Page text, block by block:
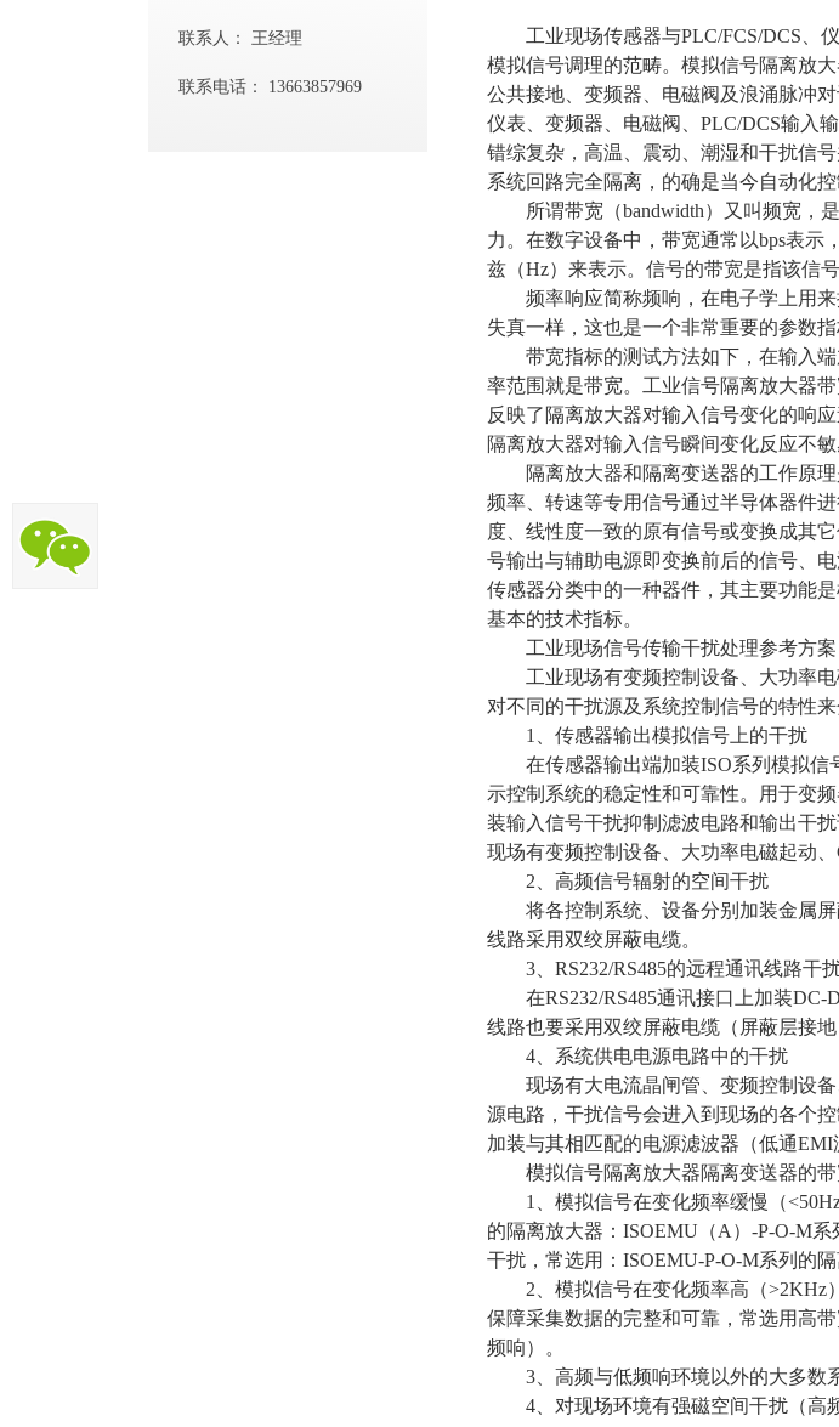
联系人： 王经理
联系电话： 13663857969
工业现场传感器与PLC/FCS/DCS、仪
模拟信号调理的范畴。模拟信号隔离放
公共接地、变频器、电磁阀及浪涌脉冲
仪表、变频器、电磁阀、PLC/DCS输入
错综复杂，高温、震动、潮湿和干扰信
系统回路完全隔离，的确是当今自动化
所谓带宽（bandwidth）又叫频宽，是
力。在数字设备中，带宽通常以bps表
兹（Hz）来表示。信号的带宽是指该信
频率响应简称频响，在电子学上用来
失真一样，这也是一个非常重要的参数指
带宽指标的测试方法如下，在输入端
率范围就是带宽。工业信号隔离放大器
反映了隔离放大器对输入信号变化的响
隔离放大器对输入信号瞬间变化反应不
隔离放大器和隔离变送器的工作原理
频率、转速等专用信号通过半导体器件
度、线性度一致的原有信号或变换成其
号输出与辅助电源即变换前后的信号、
传感器分类中的一种器件，其主要功能
基本的技术指标。
工业现场信号传输干扰处理参考方案
工业现场有变频控制设备、大功率电
对不同的干扰源及系统控制信号的特性
1、传感器输出模拟信号上的干扰
在传感器输出端加装ISO系列模拟信
示控制系统的稳定性和可靠性。用于变
装输入信号干扰抑制滤波电路和输出干
现场有变频控制设备、大功率电磁起动
2、高频信号辐射的空间干扰
将各控制系统、设备分别加装金属屏
线路采用双绞屏蔽电缆。
3、RS232/RS485的远程通讯线路干
在RS232/RS485通讯接口上加装DC-
线路也要采用双绞屏蔽电缆（屏蔽层接地
4、系统供电电源电路中的干扰
现场有大电流晶闸管、变频控制设备
源电路，干扰信号会进入到现场的各个
加装与其相匹配的电源滤波器（低通EMI
模拟信号隔离放大器隔离变送器的带
1、模拟信号在变化频率缓慢（<50Hz
的隔离放大器：ISOEMU（A）-P-O-M
干扰，常选用：ISOEMU-P-O-M系列的隔
2、模拟信号在变化频率高（>2KHz）
保障采集数据的完整和可靠，常选用高
频响）。
3、高频与低频响环境以外的大多数系
4、对现场环境有强磁空间干扰（高频